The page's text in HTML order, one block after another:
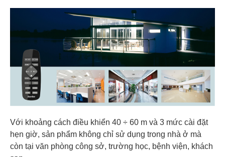
Với khoảng cách điều khiển 40 ÷ 60 m và 3 mức cài đặt
hẹn giờ, sản phẩm không chỉ sử dụng trong nhà ở mà
còn tại văn phòng công sở, trường học, bệnh viện, khách